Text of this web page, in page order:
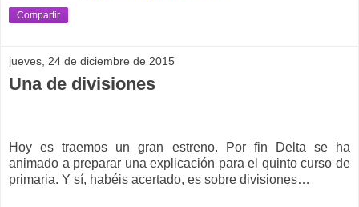
Compartir
jueves, 24 de diciembre de 2015
Una de divisiones
Hoy es traemos un gran estreno. Por fin Delta se ha
animado a preparar una explicación para el quinto curso de
primaria. Y sí, habéis acertado, es sobre divisiones…